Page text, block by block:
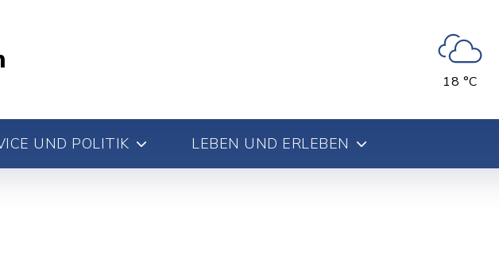
18 °C
UND POLITIK LEBEN UND ERLEBEN